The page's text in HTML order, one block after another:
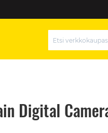
Digital